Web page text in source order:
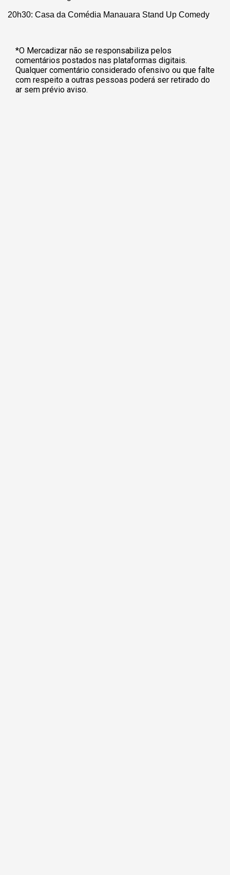
20h30: Casa da Comédia Manauara Stand Up Comedy
*O Mercadizar não se responsabiliza pelos
comentários postados nas plataformas digitais.
Qualquer comentário considerado ofensivo ou que falte
com respeito a outras pessoas poderá ser retirado do
ar sem prévio aviso.